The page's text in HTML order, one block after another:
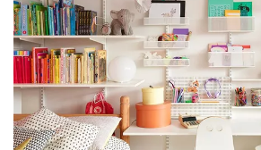
Redo för hösten?
Publicerad : 5 aug. 2026, 06:47
Redo för hösten?